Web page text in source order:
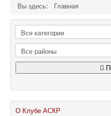
Вы здесь: Главная
О Клубе АСКР